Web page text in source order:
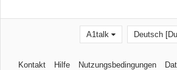
A1talk Deutsch
Kontakt Hilfe Nutzungsbedingungen